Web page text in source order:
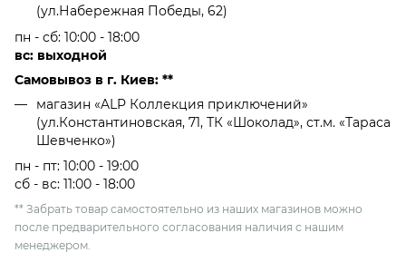
(ул.Набережная Победы, 62)
пн - сб: 10:00 - 18:00
вс: выходной
Самовывоз в г. Киев: **
магазин «ALP Коллекция приключений»
(ул.Константиновская, 71, ТК «Шоколад», ст.м. «Тараса
Шевченко»)
пн - пт: 10:00 - 19:00
сб - вс: 11:00 - 18:00
** Забрать товар самостоятельно из наших магазинов можно
после предварительного согласования наличия с нашим
менеджером.